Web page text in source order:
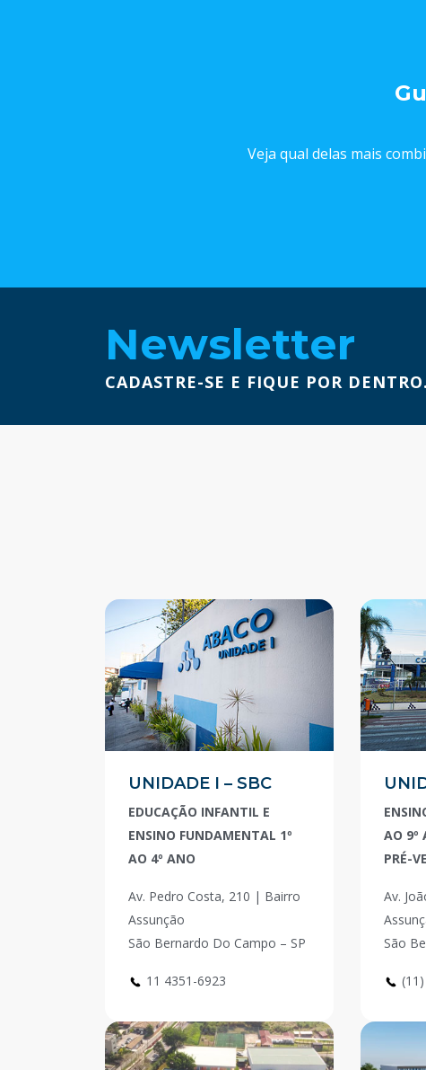
Veja qual delas mais
Newsletter
CADASTRE-SE E FIQUE POR DENTRO.
UNIDADE I – SBC
EDUCAÇÃO INFANTIL E
ENSINO FUNDAMENTAL 1º
AO 4º ANO
Av. Pedro Costa, 210 | Bairro
Assunção
São Bernardo Do Campo – SP
11 4351-6923
AO 9º
PRÉ-
Av.
São